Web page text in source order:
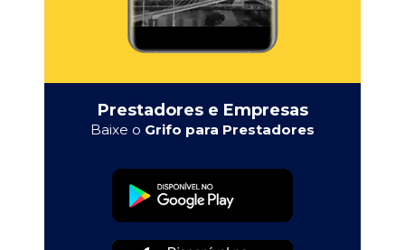
Prestadores e Empresas
Baixe o Grifo para Prestadores